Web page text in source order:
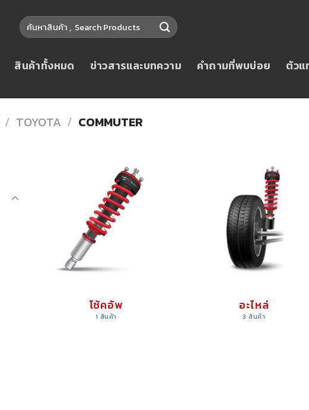
ค้นหา:
สินค้าทั้งหมด ข่าวสารและบทความ คำถามที่พบบ่อย
ตัวแ
/ TOYOTA / COMMUTER
โช้คอัพ
1 สินค้า
อะไหล่
3 สินค้า